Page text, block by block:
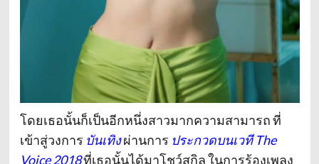
โดยเธอนั้นก็เป็นอีกหนึ่งสาวมากความสามารถ ที่
เข้าสู่วงการ บันเทิงผ่านการ ประกวดบนเวที The
Voice 2018ที่เธอนั้นได้มาโชว์สกิล ในการร้องเพลง